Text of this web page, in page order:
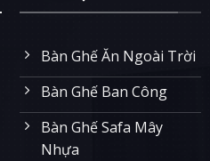
Bàn Ghế Ăn Ngoài Trời
Bàn Ghế Ban Công
Bàn Ghế Safa Mây
Nhựa